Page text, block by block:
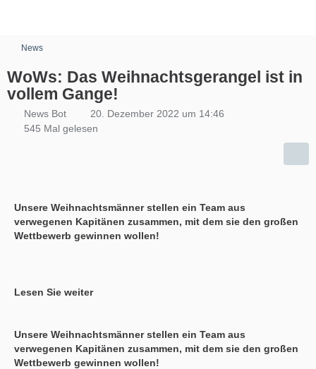
News
WoWs: Das Weihnachtsgerangel ist in
vollem Gange!
News Bot
20. Dezember 2022 um 14:46
545 Mal gelesen
Unsere Weihnachtsmänner stellen ein Team aus
verwegenen Kapitänen zusammen, mit dem sie den großen
Wettbewerb gewinnen wollen!
Lesen Sie weiter
Unsere Weihnachtsmänner stellen ein Team aus
verwegenen Kapitänen zusammen, mit dem sie den großen
Wettbewerb gewinnen wollen!